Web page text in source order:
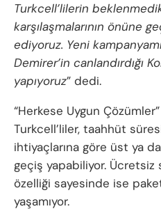
Turkcell’lilerin
karşılaşmalarının önüne
ediyoruz. Yeni
Demirer’in canlandırdığı
yapıyoruz” dedi.
“Herkese Uygun
Turkcell’liler, taahhüt
ihtiyaçlarına göre üst ya
geçiş yapabiliyor. Ücretsiz
özelliği sayesinde ise
yaşamıyor.